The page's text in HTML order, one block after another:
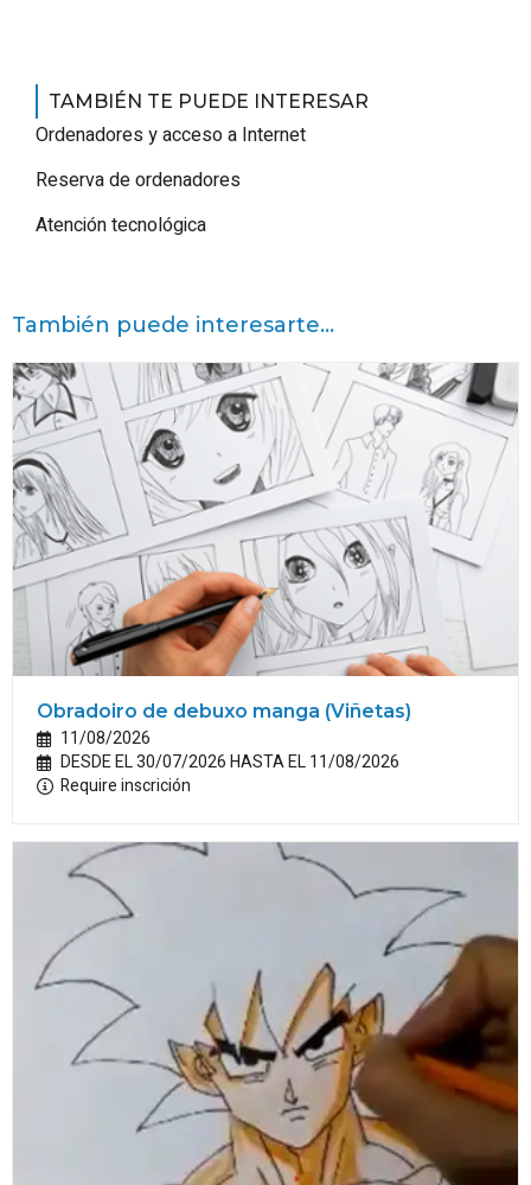
TAMBIÉN TE PUEDE INTERESAR
Ordenadores y acceso a Internet
Reserva de ordenadores
Atención tecnológica
También puede interesarte...
Obradoiro de debuxo manga (Viñetas)
11/08/2026
DESDE EL 30/07/2026 HASTA EL 11/08/2026
Require inscrición